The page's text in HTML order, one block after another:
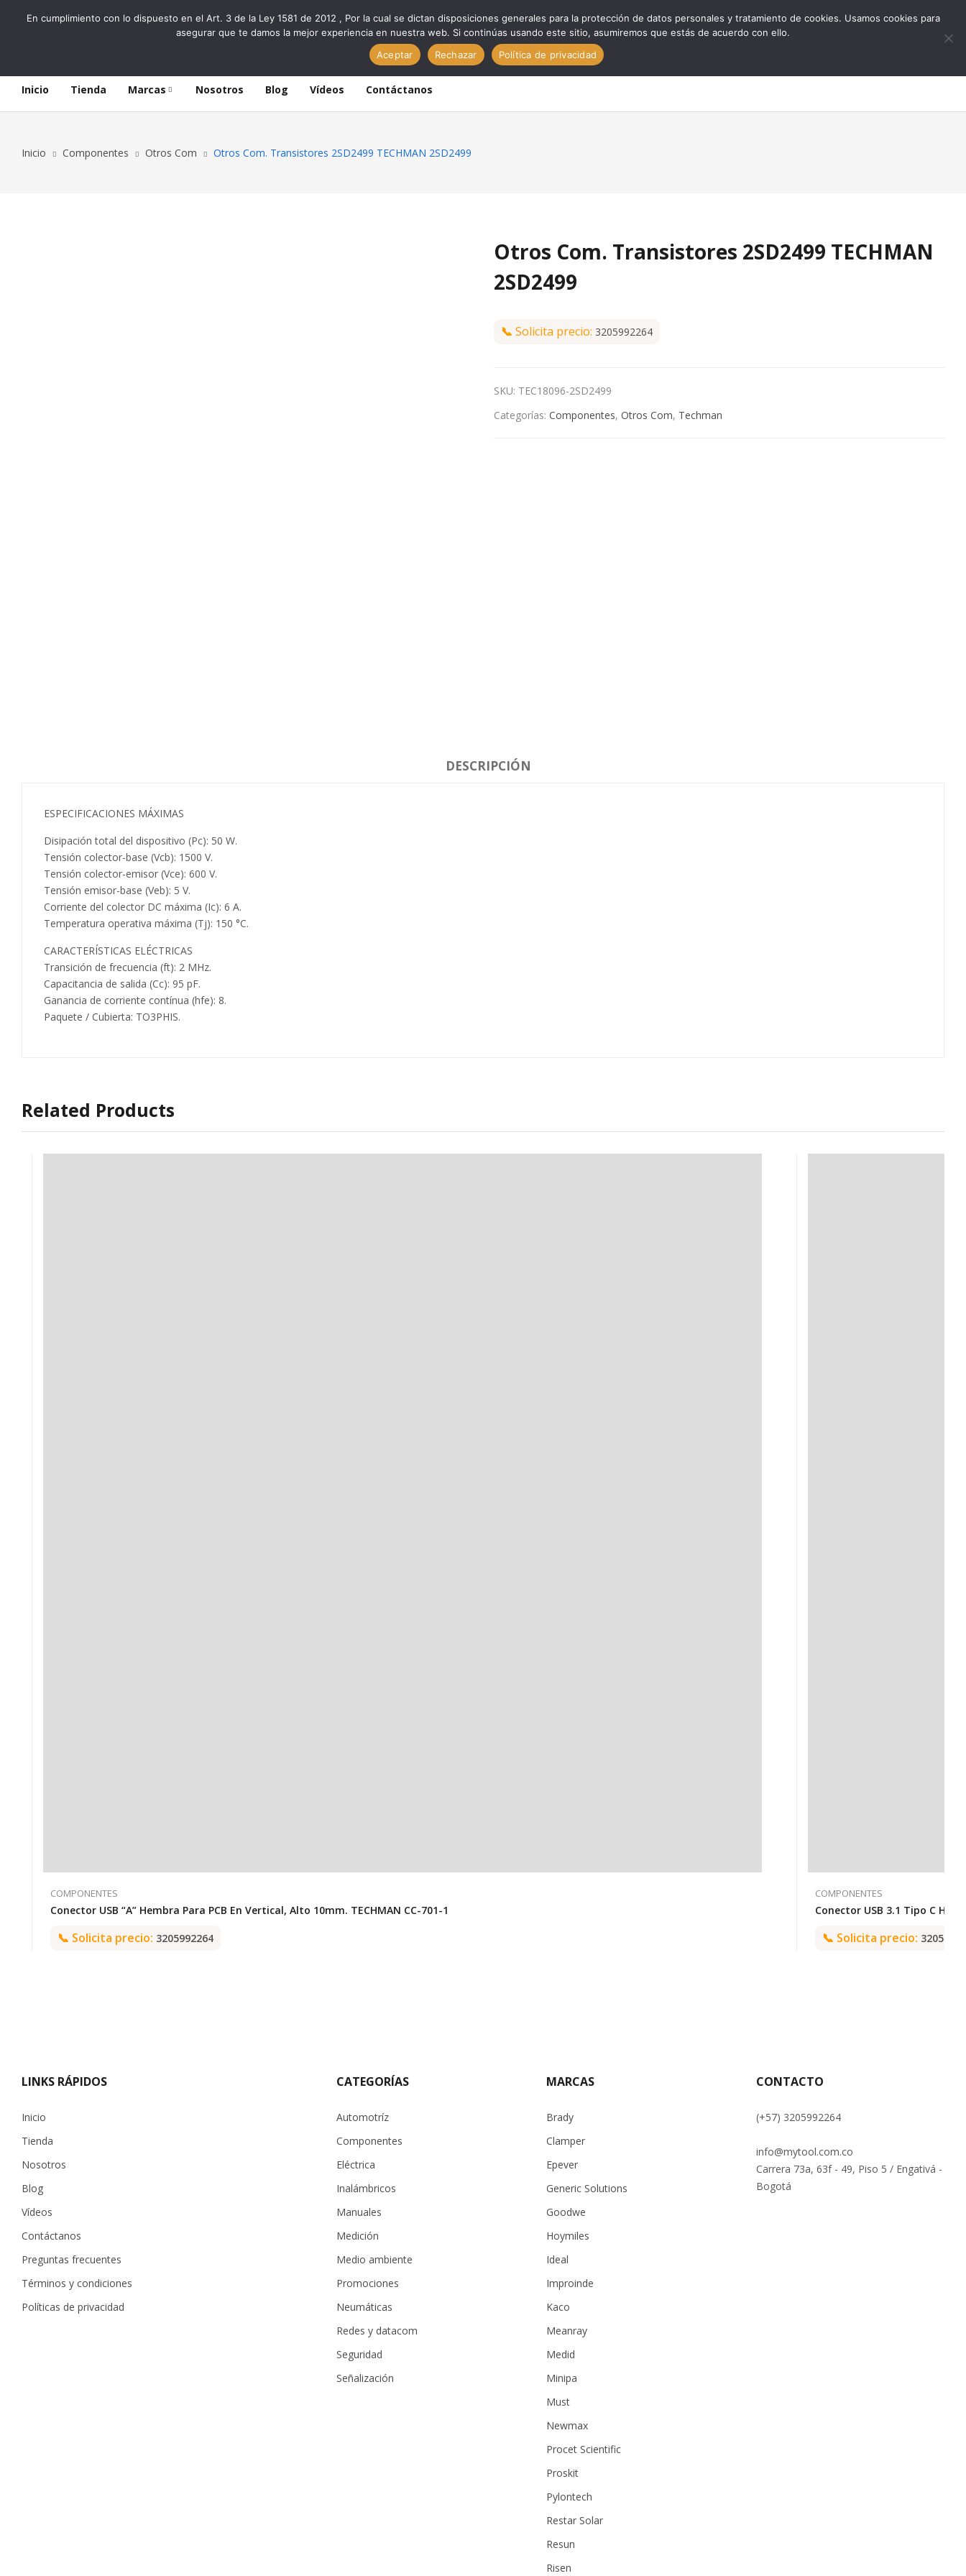
0
Inicio Tienda Marcas Nosotros Blog Vídeos Contáctanos
Inicio Componentes Otros Com Otros Com. Transistores 2SD2499 TECHMAN 2SD2499
Otros Com. Transistores 2SD2499 TECHMAN
2SD2499
📞 Solicita precio: 3205992264
SKU: TEC18096-2SD2499
Categorías: Componentes, Otros Com, Techman
DESCRIPCIÓN
ESPECIFICACIONES MÁXIMAS
Disipación total del dispositivo (Pc): 50 W.
Tensión colector-base (Vcb): 1500 V.
Tensión colector-emisor (Vce): 600 V.
Tensión emisor-base (Veb): 5 V.
Corriente del colector DC máxima (Ic): 6 A.
Temperatura operativa máxima (Tj): 150 °C.
CARACTERÍSTICAS ELÉCTRICAS
Transición de frecuencia (ft): 2 MHz.
Capacitancia de salida (Cc): 95 pF.
Ganancia de corriente contínua (hfe): 8.
Paquete / Cubierta: TO3PHIS.
Related Products
COMPONENTES
Conector USB “A” Hembra Para PCB En Vertical, Alto 10mm. TECHMAN CC-701-1
📞 Solicita precio: 3205992264
COMPONENTES
📞 Solicita precio:
LINKS RÁPIDOS
Inicio
Tienda
Nosotros
Blog
Vídeos
Contáctanos
Preguntas frecuentes
Términos y condiciones
Políticas de privacidad
CATEGORÍAS
Automotríz
Componentes
Eléctrica
Inalámbricos
Manuales
Medición
Medio ambiente
Promociones
Neumáticas
Redes y datacom
Seguridad
Señalización
MARCAS
Brady
Clamper
Epever
Generic Solutions
Goodwe
Hoymiles
Ideal
Improinde
Kaco
Meanray
Medid
Minipa
Must
Newmax
Procet Scientific
Proskit
Pylontech
Restar Solar
Resun
Risen
CONTACTO
(+57) 3205992264
info@mytool.com.co
Carrera 73a, 63f - 49, Piso 5 / Engativá -
Bogotá
En cumplimiento con lo dispuesto en el Art. 3 de la Ley 1581 de 2012 , Por la cual se dictan disposiciones generales para la protección de datos personales y tratamiento de cookies. Usamos cookies para
asegurar que te damos la mejor experiencia en nuestra web. Si continúas usando este sitio, asumiremos que estás de acuerdo con ello.
Aceptar
Rechazar Política de privacidad